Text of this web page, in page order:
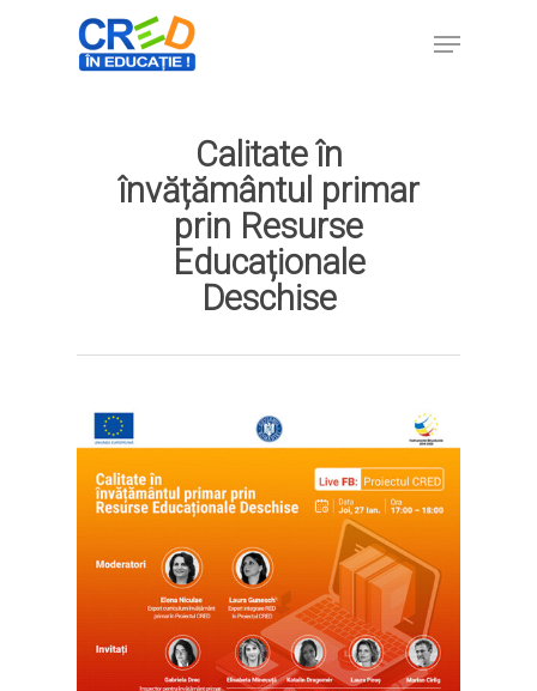
Hit enter to search or ESC to close
Calitate în
învățământul primar
prin Resurse
Educaționale
Deschise